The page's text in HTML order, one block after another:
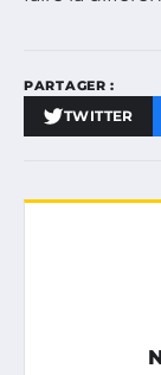
PARTAGER :
TWITTER